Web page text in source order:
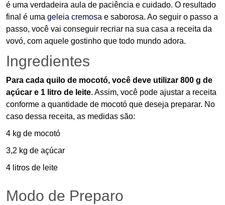
é uma verdadeira aula de paciência e cuidado. O resultado
final é uma geleia cremosa e saborosa. Ao seguir o passo a
passo, você vai conseguir recriar na sua casa a receita da
vovó, com aquele gostinho que todo mundo adora.
Ingredientes
Para cada quilo de mocotó, você deve utilizar 800 g de
açúcar e 1 litro de leite. Assim, você pode ajustar a receita
conforme a quantidade de mocotó que deseja preparar. No
caso dessa receita, as medidas são:
4 kg de mocotó
3,2 kg de açúcar
4 litros de leite
Modo de Preparo